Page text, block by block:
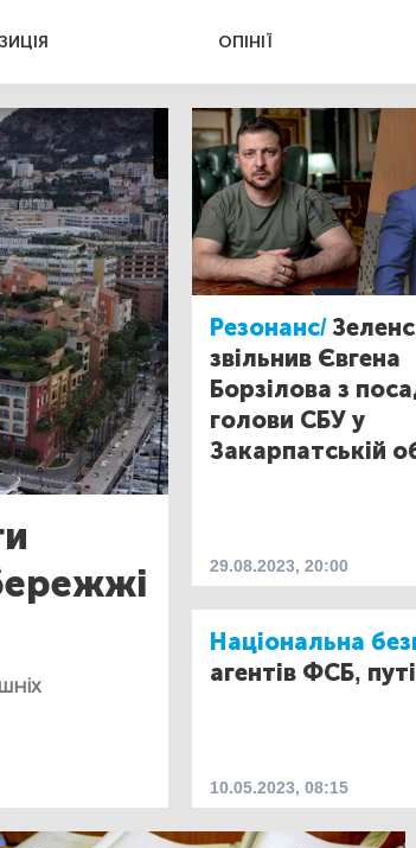
ОПІНІЇ
Резонанс/
звільнив Євгена
Борзілова з
голови СБУ у
Закарпатській
29.08.2023, 20:00
Національна
агентів ФСБ,
10.05.2023, 08:15